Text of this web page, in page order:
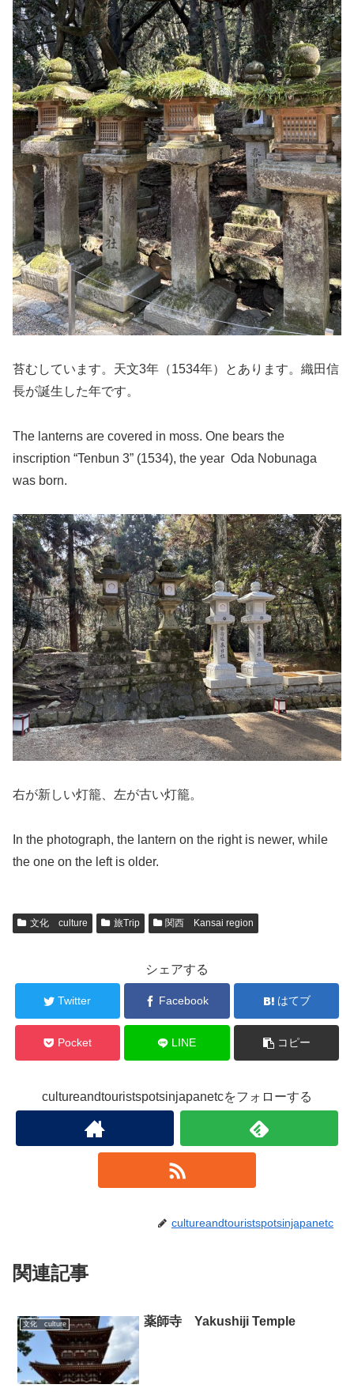
苔むしています。天文3年（1534年）とあります。織田信
長が誕生した年です。
The lanterns are covered in moss. One bears the
inscription “Tenbun 3” (1534), the year Oda Nobunaga
was born.
右が新しい灯籠、左が古い灯籠。
In the photograph, the lantern on the right is newer, while
the one on the left is older.
文化 culture 旅Trip 関西 Kansai region
シェアする
Twitter Facebook はてブ
Pocket LINE コピー
cultureandtouristspotsinjapanetcをフォローする
cultureandtouristspotsinjapanetc
関連記事
文化 culture 薬師寺 Yakushiji Temple